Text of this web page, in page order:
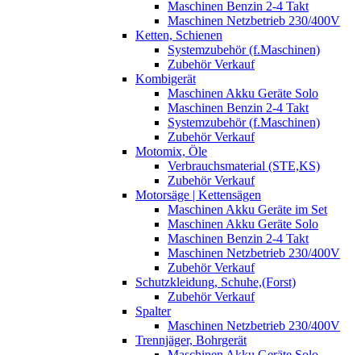
Maschinen Benzin 2-4 Takt
Maschinen Netzbetrieb 230/400V
Ketten, Schienen
Systemzubehör (f.Maschinen)
Zubehör Verkauf
Kombigerät
Maschinen Akku Geräte Solo
Maschinen Benzin 2-4 Takt
Systemzubehör (f.Maschinen)
Zubehör Verkauf
Motomix, Öle
Verbrauchsmaterial (STE,KS)
Zubehör Verkauf
Motorsäge | Kettensägen
Maschinen Akku Geräte im Set
Maschinen Akku Geräte Solo
Maschinen Benzin 2-4 Takt
Maschinen Netzbetrieb 230/400V
Zubehör Verkauf
Schutzkleidung, Schuhe,(Forst)
Zubehör Verkauf
Spalter
Maschinen Netzbetrieb 230/400V
Trennjäger, Bohrgerät